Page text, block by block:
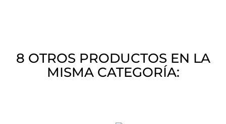
8 OTROS PRODUCTOS EN LA
MISMA CATEGORÍA: